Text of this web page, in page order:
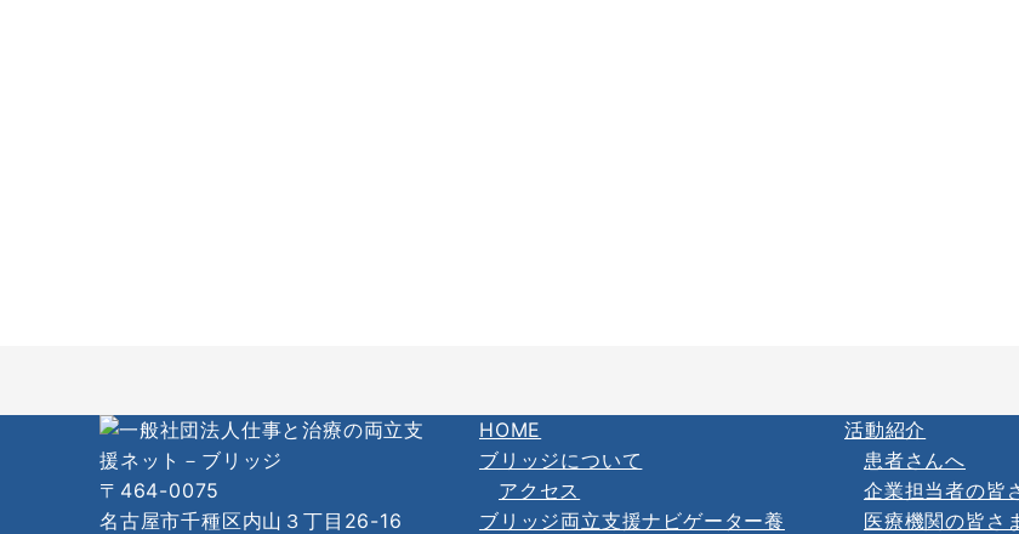
〒464-0075
名古屋市千種区内山３丁目26-16
HOME
ブリッジについて
アクセス
ブリッジ両立支援ナビゲーター養
活動紹介
患者さんへ
企業担当者の皆
医療機関の皆さ